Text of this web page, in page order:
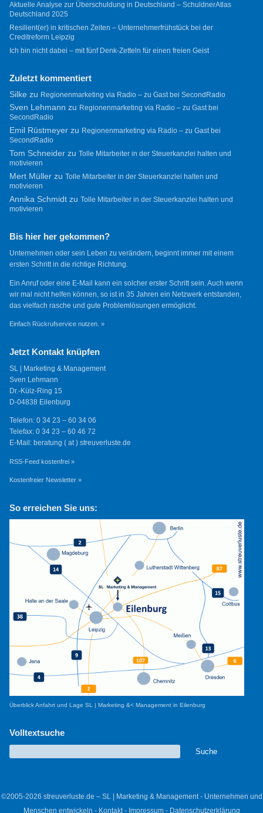
Aktuelle Analyse zur Überschuldung in Deutschland – SchuldnerAtlas
Deutschland 2025
Resilient(er) in kritischen Zeiten – Unternehmerfrühstück bei der
Creditreform Leipzig
Ich bin nicht dabei – mit fünf Denk-Zetteln für einen freien Geist
Zuletzt kommentiert
Silkezu Regionenmarketing via Radio – zu Gast bei SecondRadio
Sven Lehmann zu Regionenmarketing via Radio – zu Gast bei
SecondRadio
Emil Rüstmeyerzu Regionenmarketing via Radio – zu Gast bei
SecondRadio
Tom Schneiderzu Tolle Mitarbeiter in der Steuerkanzlei halten und
motivieren
Mert Müllerzu Tolle Mitarbeiter in der Steuerkanzlei halten und
motivieren
Annika Schmidtzu Tolle Mitarbeiter in der Steuerkanzlei halten und
motivieren
Bis hier her gekommen?
Unternehmen oder sein Leben zu verändern, beginnt immer mit einem
ersten Schritt in die richtige Richtung.
Ein Anruf oder eine E-Mail kann ein solcher erster Schritt sein. Auch wenn
wir mal nicht helfen können, so ist in 35 Jahren ein Netzwerk entstanden,
das vielfach rasche und gute Problemlösungen ermöglicht.
Einfach Rückrufservice nutzen. »
Jetzt Kontakt knüpfen
SL | Marketing & Management
Sven Lehmann
Dr.-Külz-Ring 15
D-04838 Eilenburg
Telefon: 0 34 23 – 60 34 06
Telefax: 0 34 23 – 60 46 72
E-Mail: beratung ( at ) streuverluste.de
RSS-Feed kostenfrei »
Kostenfreier Newsletter »
So erreichen Sie uns:
Überblick Anfahrt und Lage SL | Marketing &< Management in Eilenburg
Volltextsuche
©2005-2026 streuverluste.de – SL | Marketing & Management - Unternehmen und
Menschen entwickeln - Kontakt- Impressum- Datenschutzerklärung